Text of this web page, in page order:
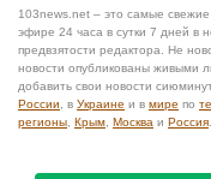
103news.net – это самые
эфире 24 часа в сутки 7 дней в
предвзятости редактора. Не
новости опубликованы живыми
добавить свои новости
России , в Украине и в мире по
регионы Крым Москва и Россия